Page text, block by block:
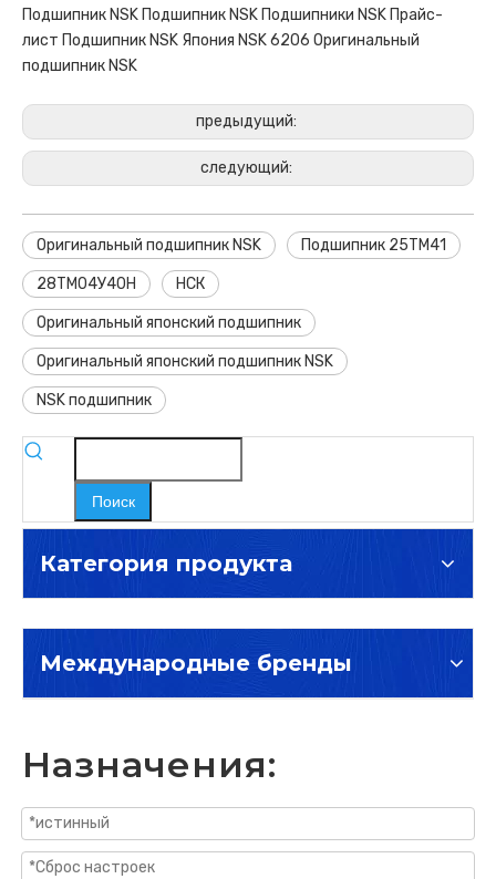
Подшипник NSK Подшипник NSK Подшипники NSK Прайс-
лист Подшипник NSK Япония NSK 6206 Оригинальный
подшипник NSK
предыдущий:
следующий:
Оригинальный подшипник NSK Подшипник 25ТМ41
28ТМ04У40Н НСК
Оригинальный японский подшипник
Оригинальный японский подшипник NSK
NSK подшипник
Поиск
Категория продукта
Международные бренды
Назначения: